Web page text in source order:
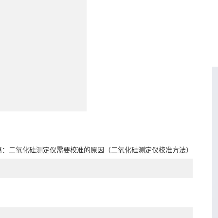
二氧化硅测定仪需要校准的原因（二氧化硅测定仪校准方法）